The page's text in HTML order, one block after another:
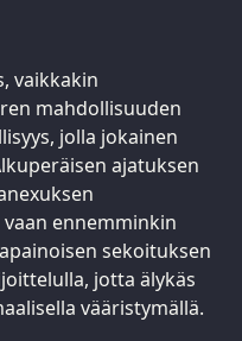
vaikkakin
mahdollisuuden
jolla jokainen
ajatuksen
ennemminkin
sekoituksen
jotta älykäs
vääristymällä.